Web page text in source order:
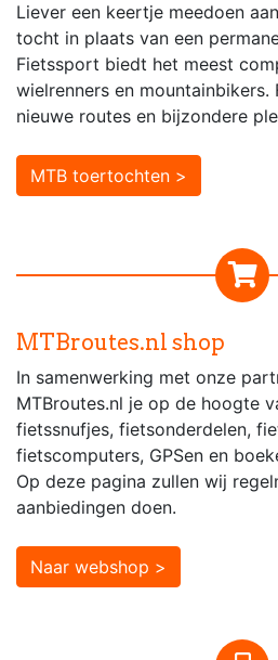
Liever een keertje meedoen
tocht in plaats van een
Fietssport biedt het meest
wielrenners en mountainbikers.
nieuwe routes en bijzondere
MTB toertochten >
MTBroutes.nl shop
In samenwerking met onze
MTBroutes.nl je op de hoogte
fietssnufjes, fietsonderdelen,
fietscomputers, GPSen en
Op deze pagina zullen wij
aanbiedingen doen.
Naar webshop >